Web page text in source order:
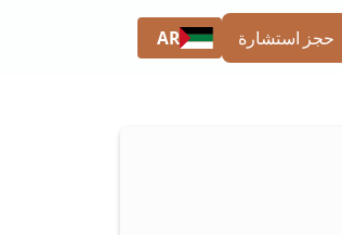
حجز استشارة AR